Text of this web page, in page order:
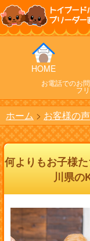
トイプード
ブリーダー
HOME
お電話でのお
フ
ホーム お客様の声
何よりもお子様
川県の